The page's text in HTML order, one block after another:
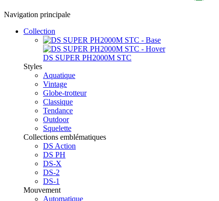
Navigation principale
Collection
DS SUPER PH2000M STC
Styles
Aquatique
Vintage
Globe-trotteur
Classique
Tendance
Outdoor
Squelette
Collections emblématiques
DS Action
DS PH
DS-X
DS-2
DS-1
Mouvement
Automatique